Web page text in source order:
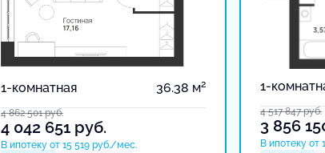
1-комнатная 36.38 м2
4 862 501руб.
4 042 651 руб.
В ипотеку от 15 519 руб./мес.
1-
4 517 847руб.
3 856
В ипотеку от